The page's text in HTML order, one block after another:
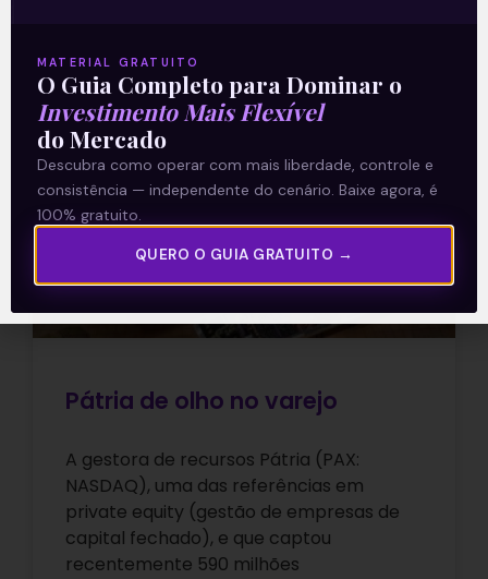
15/06/2021
E EU COM ISSO
Pátria de olho no varejo
A gestora de recursos Pátria (PAX:
NASDAQ), uma das referências em
private equity (gestão de empresas de
capital fechado), e que captou
recentemente 590 milhões
MATERIAL GRATUITO
O Guia Completo para Dominar o
Investimento Mais Flexível
do Mercado
Descubra como operar com mais liberdade, controle e
consistência — independente do cenário. Baixe agora, é
100% gratuito.
QUERO O GUIA GRATUITO →